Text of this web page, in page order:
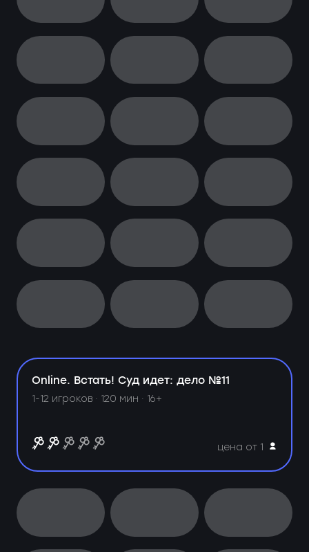
Online. Встать! Суд идет: дело №11
1-12 игроков · 120 мин · 16+
цена от 1